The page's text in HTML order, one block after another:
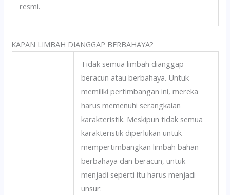
resmi.
KAPAN LIMBAH DIANGGAP BERBAHAYA?
Tidak semua limbah dianggap
beracun atau berbahaya. Untuk
memiliki pertimbangan ini, mereka
harus memenuhi serangkaian
karakteristik. Meskipun tidak semua
karakteristik diperlukan untuk
mempertimbangkan limbah bahan
berbahaya dan beracun, untuk
menjadi seperti itu harus menjadi
unsur: